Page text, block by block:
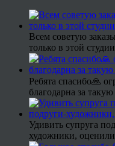
Всем советую
только в этой
Ребята спасибо🙏
благодарна за
Удивить супруга
художники,